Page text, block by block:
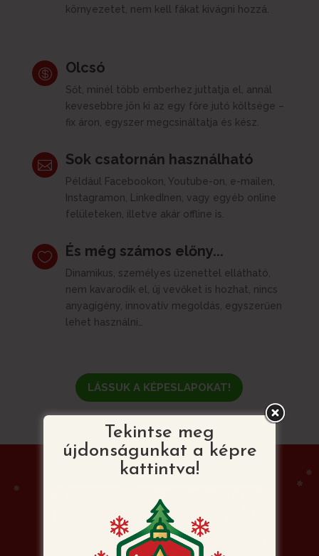
környezetet, nem kell fákat kivágni hozzá.
 Olcsó
Sőt, minél több emberhez juttatja el, annál
kevesebbre jön ki az egy főre jutó költsége –
fix áron, egyszer megcsináltatja és kész.
 Sok csatornán használható
Például Facebookon, Youtube-on, e-mailen,
Instagramon, LinkedInen, vagy egyéb online
felületeken, illetve akár offline is.
 És még számos előny...
Dinamikus, személyes üzenettel ellátható,
nem kavarodik el, új vevőket is hozhat, nincs
anyagigény, innovatív megoldás, egyszerűen
lehet használni…
LÁSSUK A KÉPESLAPOKAT!
Mitől lesz egyedi a
Karácsonyi Videó
Képeslap?
Tekintse meg
újdonságunkat a képre
kattintva!